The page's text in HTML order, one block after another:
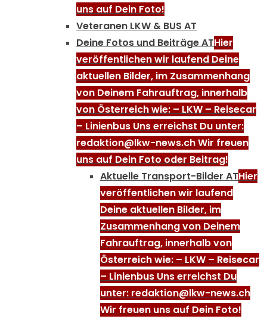
uns auf Dein Foto!
Veteranen LKW & BUS AT
Deine Fotos und Beiträge ATHier
veröffentlichen wir laufend Deine
aktuellen Bilder, im Zusammenhang
von Deinem Fahrauftrag, innerhalb
von Österreich wie: – LKW – Reisecar
– Linienbus Uns erreichst Du unter:
redaktion@lkw-news.ch Wir freuen
uns auf Dein Foto oder Beitrag!
Aktuelle Transport-Bilder ATHier
veröffentlichen wir laufend
Deine aktuellen Bilder, im
Zusammenhang von Deinem
Fahrauftrag, innerhalb von
Österreich wie: – LKW – Reisecar
– Linienbus Uns erreichst Du
unter: redaktion@lkw-news.ch
Wir freuen uns auf Dein Foto!